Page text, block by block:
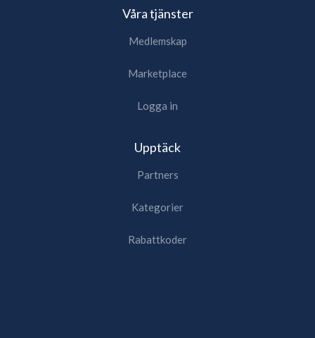
Våra tjänster
Medlemskap
Marketplace
Logga in
Upptäck
Partners
Kategorier
Rabattkoder